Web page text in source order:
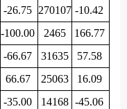
-26.75 270107 -10.42
-100.00 2465 166.77
-66.67 31635 57.58
66.67 25063 16.09
-35.00 14168 -45.06